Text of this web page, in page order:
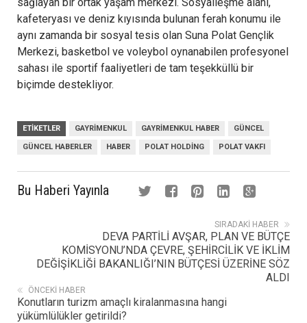
kafeteryası ve deniz kıyısında bulunan ferah konumu ile
aynı zamanda bir sosyal tesis olan Suna Polat Gençlik
Merkezi, basketbol ve voleybol oynanabilen profesyonel
sahası ile sportif faaliyetleri de tam teşekküllü bir
biçimde destekliyor.
ETIKETLER GAYRIMENKUL GAYRIMENKUL HABER GÜNCEL
GÜNCEL HABERLER HABER POLAT HOLDING POLAT VAKFI
Bu Haberi Yayınla
SIRADAKI HABER
DEVA PARTİLİ AVŞAR, PLAN VE BÜTÇE
KOMİSYONU’NDA ÇEVRE, ŞEHİRCİLİK VE İKLİM
DEĞİŞİKLİĞİ BAKANLIĞI’NIN BÜTÇESİ ÜZERİNE SÖZ
ALDI
ÖNCEKI HABER
Konutların turizm amaçlı kiralanmasına hangi
yükümlülükler getirildi?